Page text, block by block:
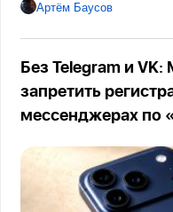
Артём Баусов
Без Telegram и
запретить
мессенджерах по